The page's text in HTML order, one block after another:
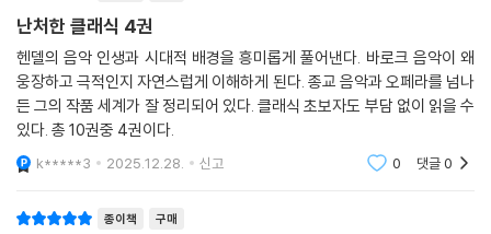
헨델은 그가 만든 음악처럼 승승장구하는 삶을 살았다. 독일의 작은 마을
에서 태어났지만, 젊었을 때부터 유럽의 대도시를 돌아다니며 명성을 쌓다
가 일찌감치 런던에 진출했다. ‘할렐루야’를 듣던 왕이 자리에서 벌떡 일어
났다는 일화에서 알 수 있다시피 외국인이란 핸디캡이 있었음에도 불구하
고 영국의 왕과 귀족, 시민 모두에게 크게 사랑받고 최고의 명예를 누리며
사람이 너무 많이 몰려 런던 최초의 교통체증이라 할 만한 소동을 불러일
난처한 클래식 4권
헨델의 음악 인생과 시대적 배경을 흥미롭게 풀어낸다. 바로크 음악이 왜
웅장하고 극적인지 자연스럽게 이해하게 된다. 종교 음악과 오페라를 넘나
든 그의 작품 세계가 잘 정리되어 있다. 클래식 초보자도 부담 없이 읽을 수
있다. 총 10권중 4권이다.
k*****3 2025.12.28. 신고 0 댓글0
종이책 구매